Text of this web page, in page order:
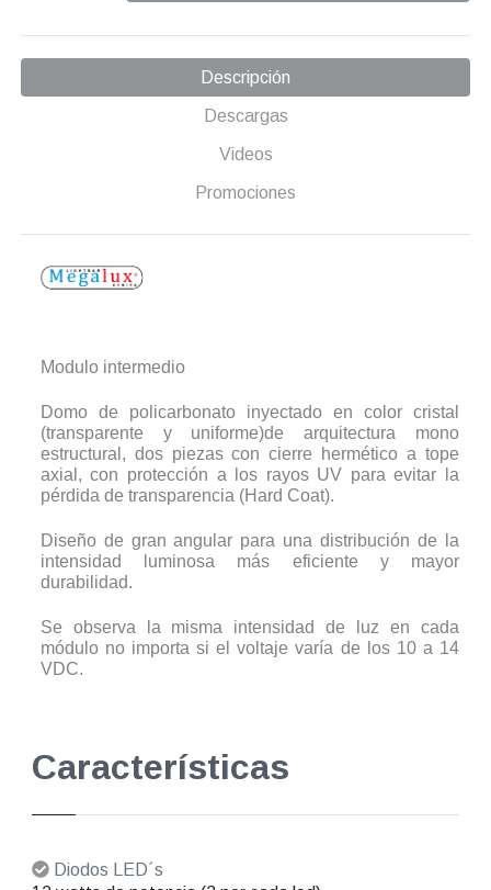
Descripción
Descargas
Videos
Promociones
Modulo intermedio
Domo de policarbonato inyectado en color cristal
(transparente y uniforme)de arquitectura mono
estructural, dos piezas con cierre hermético a tope
axial, con protección a los rayos UV para evitar la
pérdida de transparencia (Hard Coat).
Diseño de gran angular para una distribución de la
intensidad luminosa más eficiente y mayor
durabilidad.
Se observa la misma intensidad de luz en cada
módulo no importa si el voltaje varía de los 10 a 14
VDC.
Características
Diodos LED´s